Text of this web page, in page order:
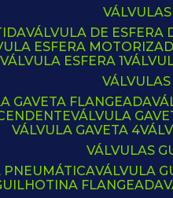
VÁLVULA DE
ESFERA
VÁLVULA ESFERA 1
GAVETA FLANGEADA
VÁLVULA
VÁLVULA GAVETA 4
VÁLVULAS
PNEUMÁTICA VÁLVULA
FLANGEADA